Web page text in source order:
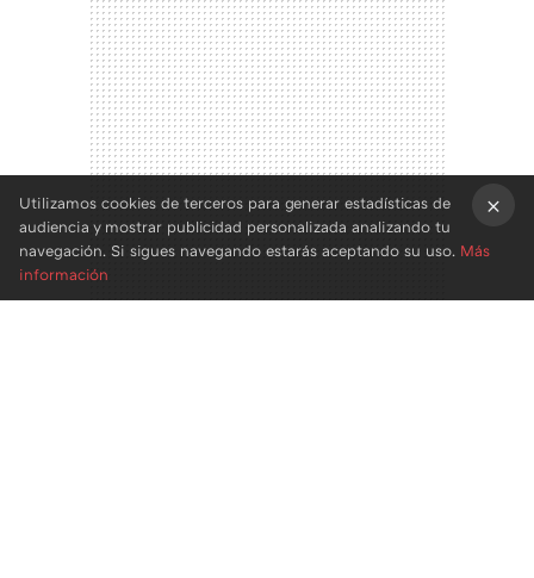
Utilizamos cookies de terceros para generar estadísticas de
audiencia y mostrar publicidad personalizada analizando tu
navegación. Si sigues navegando estarás aceptando su uso. Más
información